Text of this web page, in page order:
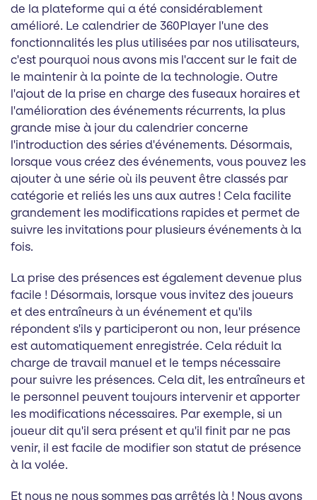
de la plateforme qui a été considérablement
amélioré. Le calendrier de 360Player l'une des
fonctionnalités les plus utilisées par nos utilisateurs,
c'est pourquoi nous avons mis l'accent sur le fait de
le maintenir à la pointe de la technologie. Outre
l'ajout de la prise en charge des fuseaux horaires et
l'amélioration des événements récurrents, la plus
grande mise à jour du calendrier concerne
l'introduction des séries d'événements. Désormais,
lorsque vous créez des événements, vous pouvez les
ajouter à une série où ils peuvent être classés par
catégorie et reliés les uns aux autres ! Cela facilite
grandement les modifications rapides et permet de
suivre les invitations pour plusieurs événements à la
fois.
La prise des présences est également devenue plus
facile ! Désormais, lorsque vous invitez des joueurs
et des entraîneurs à un événement et qu'ils
répondent s'ils y participeront ou non, leur présence
est automatiquement enregistrée. Cela réduit la
charge de travail manuel et le temps nécessaire
pour suivre les présences. Cela dit, les entraîneurs et
le personnel peuvent toujours intervenir et apporter
les modifications nécessaires. Par exemple, si un
joueur dit qu'il sera présent et qu'il finit par ne pas
venir, il est facile de modifier son statut de présence
à la volée.
Et nous ne nous sommes pas arrêtés là ! Nous avons